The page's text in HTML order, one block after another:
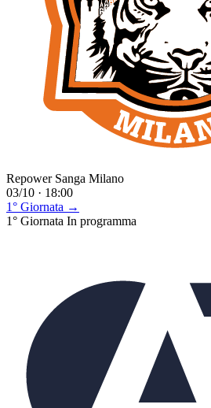
Repower Sanga Milano
03/10 · 18:00
1° Giornata →
1° Giornata In programma